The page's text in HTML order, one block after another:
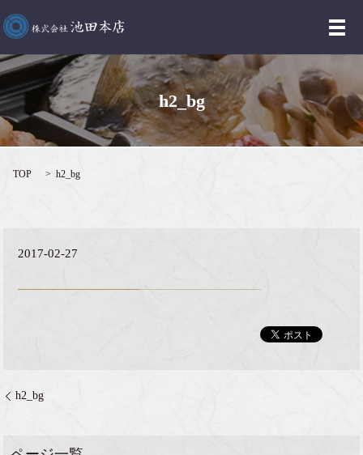
メ
h2_bg
TOP h2_bg
2017-02-27
h2_bg